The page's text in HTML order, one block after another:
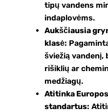
tipų vandens
indaplovėms.
Aukščiausia
klasė:
šviežią vandenį,
rišiklių ar
medžiagų.
Atitinka Europos
standartus: